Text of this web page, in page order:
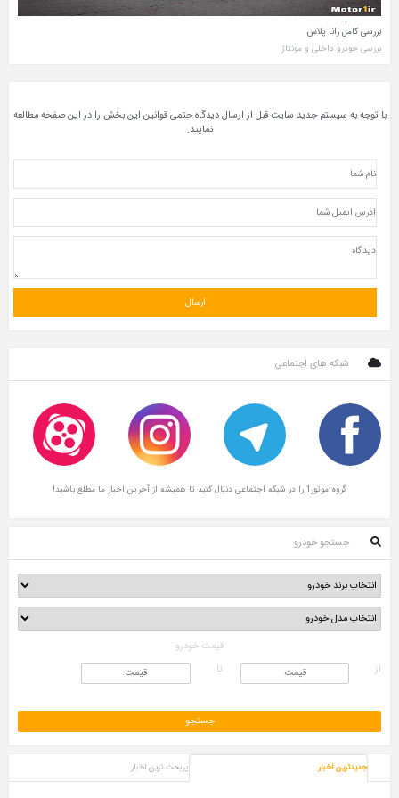
از ارسال دیدگاه حتمی قوانین این بخش را در این صفحه مطالعه